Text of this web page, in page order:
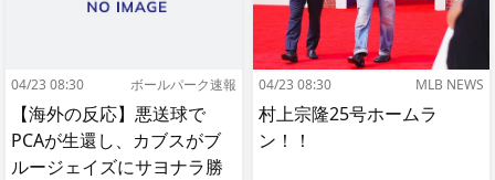
04/23 08:30 ボールパーク速報
【海外の反応】悪送球で
PCAが生還し、カブスがブ
ルージェイズにサヨナラ勝
04/23 08:30 MLB NEWS
村上宗隆25号ホームラ
ン！！